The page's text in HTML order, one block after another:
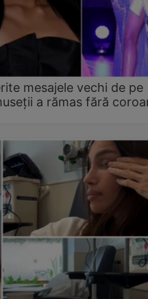
mesajele vechi de pe
a rămas fără